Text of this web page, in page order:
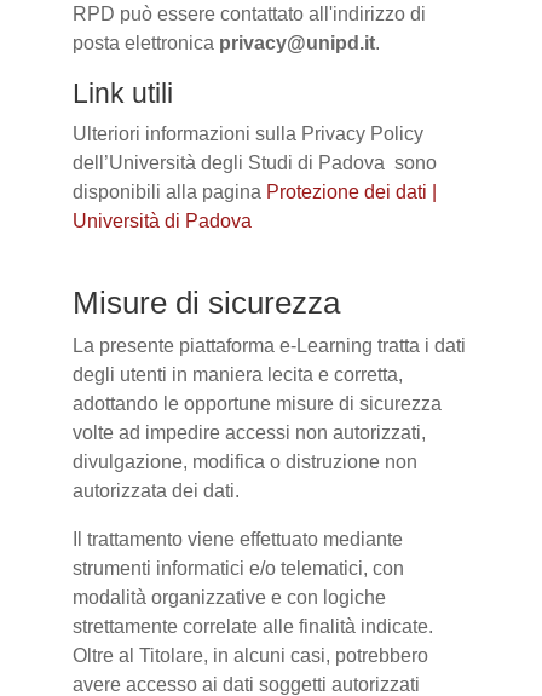
RPD può essere contattato all'indirizzo di
posta elettronica privacy@unipd.it.
Link utili
Ulteriori informazioni sulla Privacy Policy
dell’Università degli Studi di Padova sono
disponibili alla pagina Protezione dei dati |
Università di Padova
Misure di sicurezza
La presente piattaforma e-Learning tratta i dati
degli utenti in maniera lecita e corretta,
adottando le opportune misure di sicurezza
volte ad impedire accessi non autorizzati,
divulgazione, modifica o distruzione non
autorizzata dei dati.
Il trattamento viene effettuato mediante
strumenti informatici e/o telematici, con
modalità organizzative e con logiche
strettamente correlate alle finalità indicate.
Oltre al Titolare, in alcuni casi, potrebbero
avere accesso ai dati soggetti autorizzati